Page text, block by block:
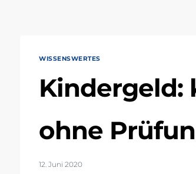
WISSENSWERTES
Kindergeld:
ohne
12. Juni 2020